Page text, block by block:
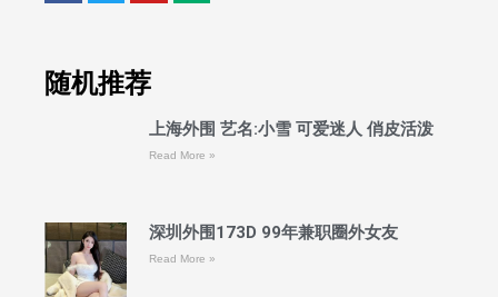
随机推荐
上海外围 艺名:小雪 可爱迷人 俏皮活泼
Read More »
深圳外围173D 99年兼职圈外女友
Read More »